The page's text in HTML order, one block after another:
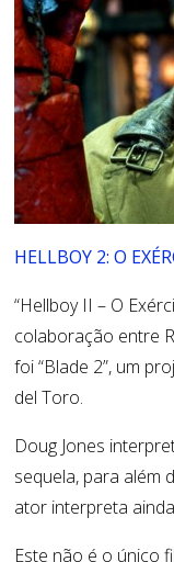
HELLBOY 2: O
“Hellboy II – O
colaboração entre
foi “Blade 2”, um
del Toro.
Doug Jones
sequela, para além
ator interpreta
Este não é o único